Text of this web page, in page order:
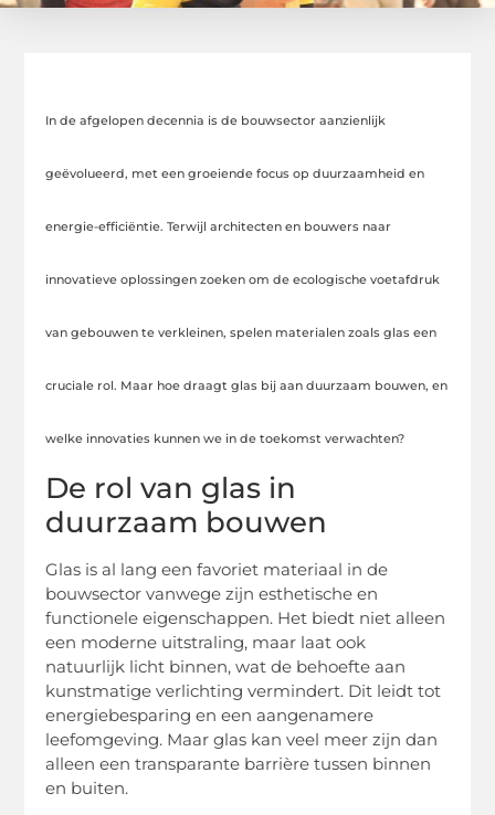
In de afgelopen decennia is de bouwsector aanzienlijk
geëvolueerd, met een groeiende focus op duurzaamheid en
energie-efficiëntie. Terwijl architecten en bouwers naar
innovatieve oplossingen zoeken om de ecologische voetafdruk
van gebouwen te verkleinen, spelen materialen zoals glas een
cruciale rol. Maar hoe draagt glas bij aan duurzaam bouwen, en
welke innovaties kunnen we in de toekomst verwachten?
De rol van glas in
duurzaam bouwen
Glas is al lang een favoriet materiaal in de
bouwsector vanwege zijn esthetische en
functionele eigenschappen. Het biedt niet alleen
een moderne uitstraling, maar laat ook
natuurlijk licht binnen, wat de behoefte aan
kunstmatige verlichting vermindert. Dit leidt tot
energiebesparing en een aangenamere
leefomgeving. Maar glas kan veel meer zijn dan
alleen een transparante barrière tussen binnen
en buiten.